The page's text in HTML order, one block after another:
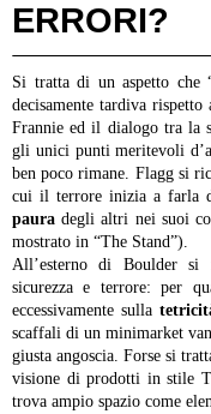
ERRORI?
Si tratta di un aspetto che
decisamente tardiva
Frannie ed il dialogo tra la
gli unici punti meritevoli
ben poco rimane. Flagg si
cui il terrore inizia a farla
paura degli altri nei suoi
mostrato in “The Stand”).
All’esterno di Boulder si
sicurezza e terrore: per
eccessivamente sulla
scaffali di un minimarket
giusta angoscia. Forse si
visione di prodotti in stile
trova ampio spazio come